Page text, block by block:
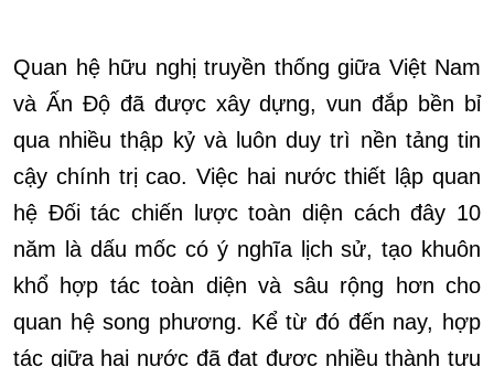
Quan hệ hữu nghị truyền thống giữa Việt Nam
và Ấn Độ đã được xây dựng, vun đắp bền bỉ
qua nhiều thập kỷ và luôn duy trì nền tảng tin
cậy chính trị cao. Việc hai nước thiết lập quan
hệ Đối tác chiến lược toàn diện cách đây 10
năm là dấu mốc có ý nghĩa lịch sử, tạo khuôn
khổ hợp tác toàn diện và sâu rộng hơn cho
quan hệ song phương. Kể từ đó đến nay, hợp
tác giữa hai nước đã đạt được nhiều thành tựu